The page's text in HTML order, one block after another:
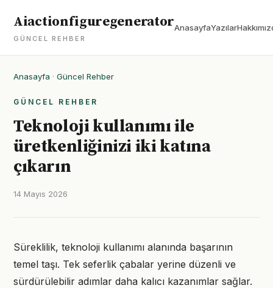
Aiactionfiguregenerator
GÜNCEL REHBER
AnasayfaYazılar
Anasayfa · Güncel Rehber
GÜNCEL REHBER
Teknoloji kullanımı ile
üretkenliğinizi iki katına
çıkarın
14 Mayıs 2026
Süreklilik, teknoloji kullanımı alanında başarının
temel taşı. Tek seferlik çabalar yerine düzenli ve
sürdürülebilir adımlar daha kalıcı kazanımlar sağlar.